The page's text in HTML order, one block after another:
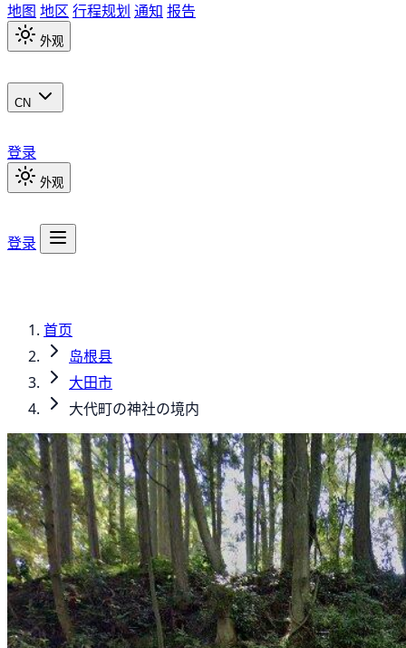
地图 地区 行程规划 通知 报告
外观
CN
登录
外观
登录
首页
岛根县
大田市
大代町の神社の境内